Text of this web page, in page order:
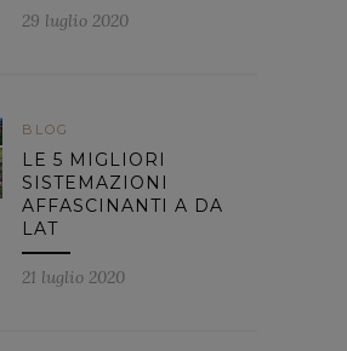
29 luglio 2020
BLOG
LE 5 MIGLIORI
SISTEMAZIONI
AFFASCINANTI A DA
LAT
21 luglio 2020